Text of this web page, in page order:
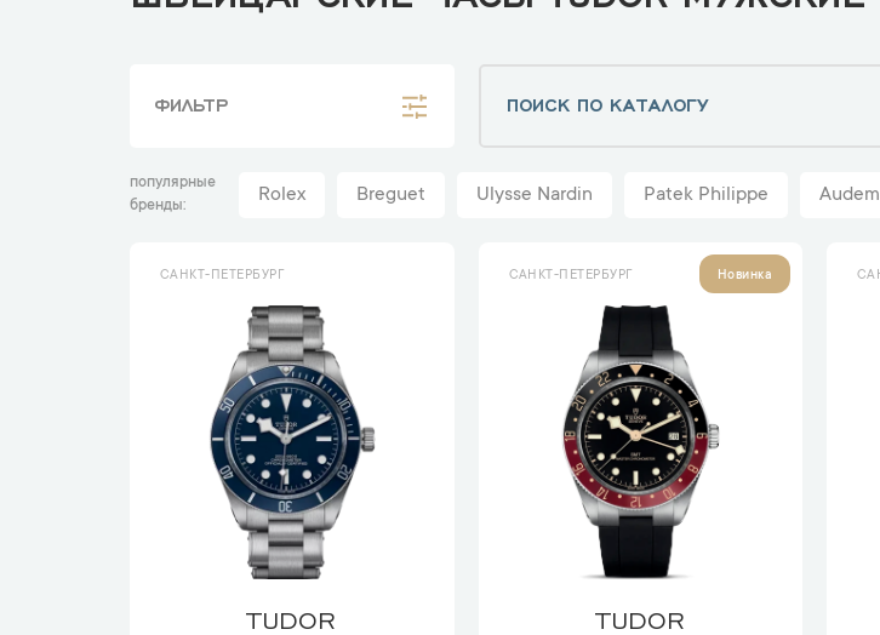
ФИЛЬТР
популярные
бренды
Rolex Breguet Ulysse Nardin Patek Philippe
САНКТ-ПЕТЕРБУРГ
TUDOR
САНКТ-ПЕТЕРБУРГ Новинка
TUDOR